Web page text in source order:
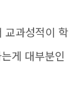
교과성적이 학
게 대부분인